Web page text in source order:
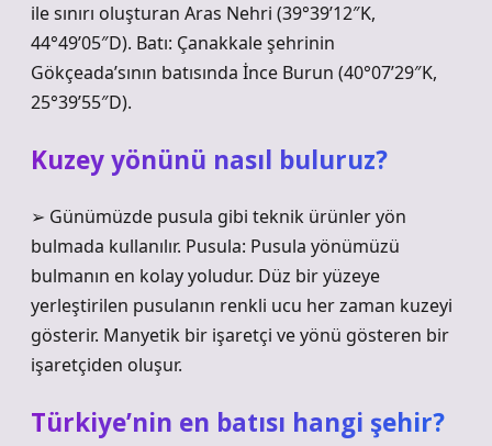
ile sınırı oluşturan Aras Nehri (39°39’12″K,
44°49’05″D). Batı: Çanakkale şehrinin
Gökçeada’sının batısında İnce Burun (40°07’29″K,
25°39’55″D).
Kuzey yönünü nasıl buluruz?
➢ Günümüzde pusula gibi teknik ürünler yön
bulmada kullanılır. Pusula: Pusula yönümüzü
bulmanın en kolay yoludur. Düz bir yüzeye
yerleştirilen pusulanın renkli ucu her zaman kuzeyi
gösterir. Manyetik bir işaretçi ve yönü gösteren bir
işaretçiden oluşur.
Türkiye’nin en batısı hangi şehir?